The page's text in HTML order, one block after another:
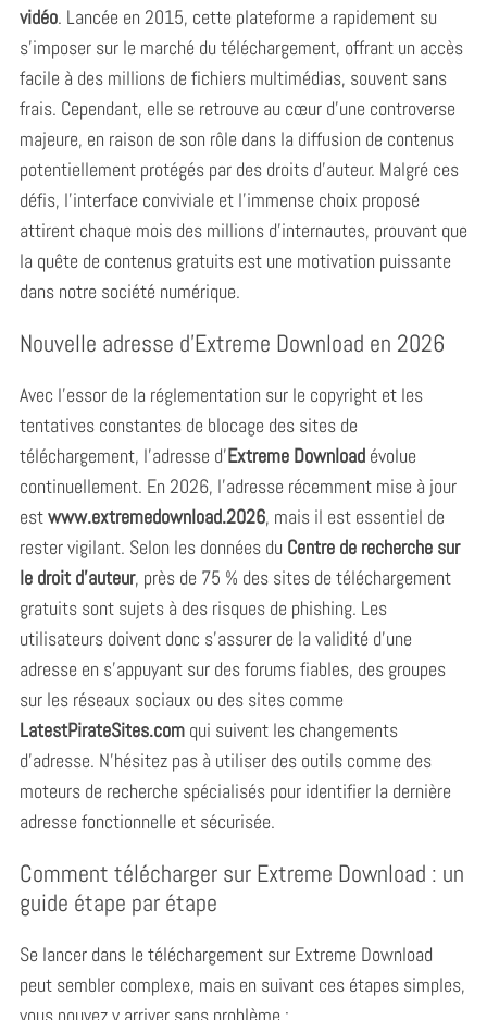
vidéo. Lancée en 2015, cette plateforme a rapidement su
s’imposer sur le marché du téléchargement, offrant un accès
facile à des millions de fichiers multimédias, souvent sans
frais. Cependant, elle se retrouve au cœur d’une controverse
majeure, en raison de son rôle dans la diffusion de contenus
potentiellement protégés par des droits d’auteur. Malgré ces
défis, l’interface conviviale et l’immense choix proposé
attirent chaque mois des millions d’internautes, prouvant que
la quête de contenus gratuits est une motivation puissante
dans notre société numérique.
Nouvelle adresse d’Extreme Download en 2026
Avec l’essor de la réglementation sur le copyright et les
tentatives constantes de blocage des sites de
téléchargement, l’adresse d’Extreme Downloadévolue
continuellement. En 2026, l’adresse récemment mise à jour
estwww.extremedownload.2026, mais il est essentiel de
rester vigilant. Selon les données du Centre de recherche sur
le droit d’auteur, près de 75 % des sites de téléchargement
gratuits sont sujets à des risques de phishing. Les
utilisateurs doivent donc s’assurer de la validité d’une
adresse en s’appuyant sur des forums fiables, des groupes
sur les réseaux sociaux ou des sites comme
LatestPirateSites.comqui suivent les changements
d’adresse. N’hésitez pas à utiliser des outils comme des
moteurs de recherche spécialisés pour identifier la dernière
adresse fonctionnelle et sécurisée.
Comment télécharger sur Extreme Download : un
guide étape par étape
Se lancer dans le téléchargement sur Extreme Download
peut sembler complexe, mais en suivant ces étapes simples,
vous pouvez y arriver sans problème :